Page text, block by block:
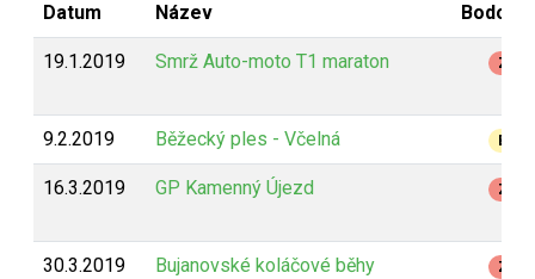
Datum Název
19.1.2019 Smrž Auto-moto T1 maraton Z
9.2.2019 Běžecký ples - Včelná B
16.3.2019 GP Kamenný Újezd Z
30.3.2019 Bujanovské koláčové běhy Z